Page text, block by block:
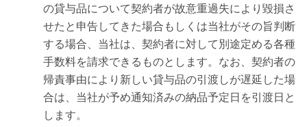
の貸与品について契約者が故意重過失により毀損さ
せたと申告してきた場合もしくは当社がその旨判断
する場合、当社は、契約者に対して別途定める各種
手数料を請求できるものとします。なお、契約者の
帰責事由により新しい貸与品の引渡しが遅延した場
合は、当社が予め通知済みの納品予定日を引渡日と
します。